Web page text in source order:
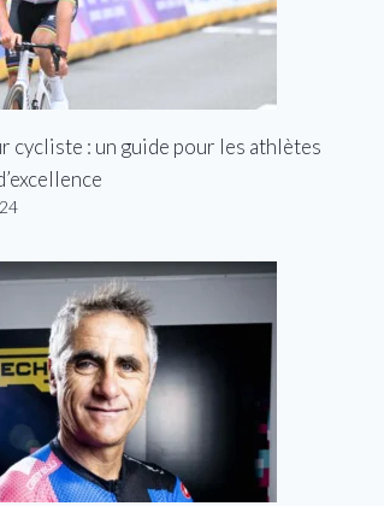
cycliste : un guide pour les athlètes